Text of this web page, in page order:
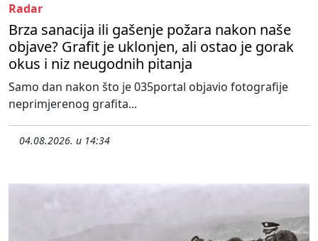
Radar
Brza sanacija ili gašenje požara nakon naše
objave? Grafit je uklonjen, ali ostao je gorak
okus i niz neugodnih pitanja
Samo dan nakon što je 035portal objavio fotografije
neprimjerenog grafita...
04.08.2026. u 14:34